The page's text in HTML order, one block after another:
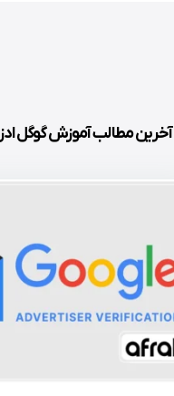
آخرین مطالب آموزش گوگل ادز